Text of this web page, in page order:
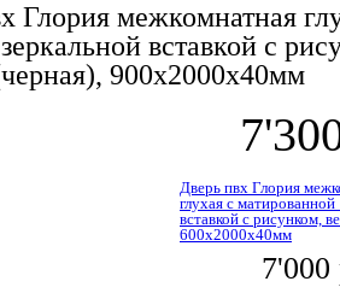
Глория межкомнатная
вставкой с
900x2000x40мм
Дверь пвх Глория
глухая с
вставкой с рисунком,
600x2000x40мм
7'000